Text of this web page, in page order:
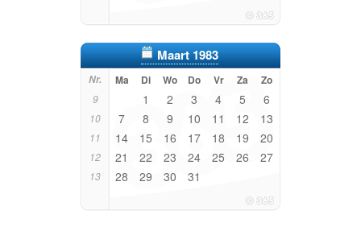
Maart 1983
Nr. Ma Di Wo Do Vr Za Zo
9 1 2 3 4 5 6
10 7 8 9 10 11 12 13
11 14 15 16 17 18 19 20
12 21 22 23 24 25 26 27
13 28 29 30 31